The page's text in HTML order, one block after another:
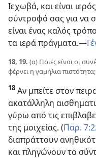
Ιεχωβά, και είναι
σύντροφό σας για να
είναι ένας καλός
τα ιερά πράγματα.​—
18, 19. (α) Ποιες είναι οι
φέρνει η γαμήλια πιστότητα;
18 Αν μπείτε στον
ακατάλληλη
γύρω από τις
της μοιχείας. (Παρ.
διαπράττουν
και πληγώνουν το